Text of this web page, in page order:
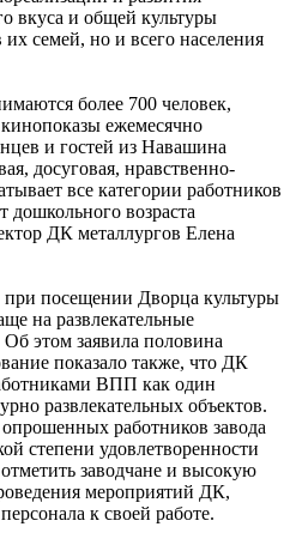
вкуса и общей культуры
их семей, но и всего населения
более 700 человек,
ежемесячно
и гостей из Навашина
досуговая, нравственно-
все категории работников
дошкольного возраста
ДК металлургов Елена
при посещении Дворца культуры
на развлекательные
этом заявила половина
показало также, что ДК
ВПП как один
развлекательных объектов.
работников завода
степени удовлетворенности
заводчане и высокую
мероприятий ДК,
к своей работе.